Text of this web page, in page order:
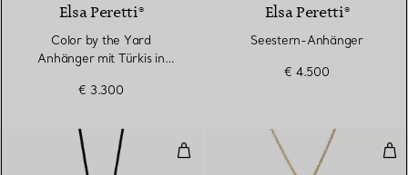
Elsa Peretti®
Color by the Yard
Anhänger mit Türkis in
€ 3.300
Elsa Peretti®
Seestern-Anhänger
€ 4.500
Seestern-Anhänger